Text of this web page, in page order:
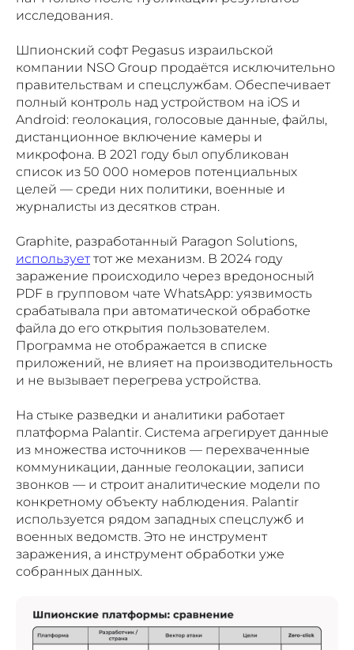
исследования.
Шпионский софт Pegasus израильской
компании NSO Group продаётся исключительно
правительствам и спецслужбам. Обеспечивает
полный контроль над устройством на iOS и
Android: геолокация, голосовые данные, файлы,
дистанционное включение камеры и
микрофона. В 2021 году был опубликован
список из 50 000 номеров потенциальных
целей — среди них политики, военные и
журналисты из десятков стран.
Graphite, разработанный Paragon Solutions,
используеттот же механизм. В 2024 году
заражение происходило через вредоносный
PDF в групповом чате WhatsApp: уязвимость
срабатывала при автоматической обработке
файла до его открытия пользователем.
Программа не отображается в списке
приложений, не влияет на производительность
и не вызывает перегрева устройства.
На стыке разведки и аналитики работает
платформа Palantir. Система агрегирует данные
из множества источников — перехваченные
коммуникации, данные геолокации, записи
звонков — и строит аналитические модели по
конкретному объекту наблюдения. Palantir
используется рядом западных спецслужб и
военных ведомств. Это не инструмент
заражения, а инструмент обработки уже
собранных данных.